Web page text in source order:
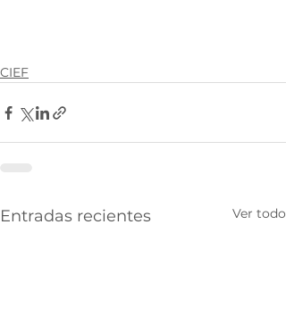
CIEF
Entradas recientes Ver todo